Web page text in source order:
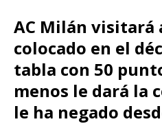
AC Milán visitará
colocado en el
tabla con 50
menos le dará la
le ha negado